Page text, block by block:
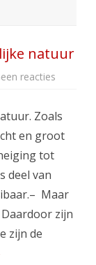
natuur
reacties
onze
natuur
Zoals
en groot
tot
deel van
Maar
zijn
zijn de